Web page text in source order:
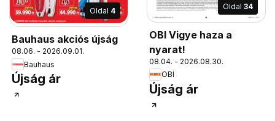
Oldal 4
Bauhaus akciós újság
08.06. - 2026.09.01.
Bauhaus
Újság ár
Oldal 34
OBI Vigye haza a
nyarat!
08.04. - 2026.08.30.
OBI
Újság ár